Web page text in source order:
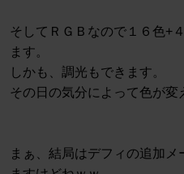
そしてＲＧＢなので１６色+
ます。
しかも、調光もできます。
その日の気分によって色が変
まぁ、結局はデフィの追加